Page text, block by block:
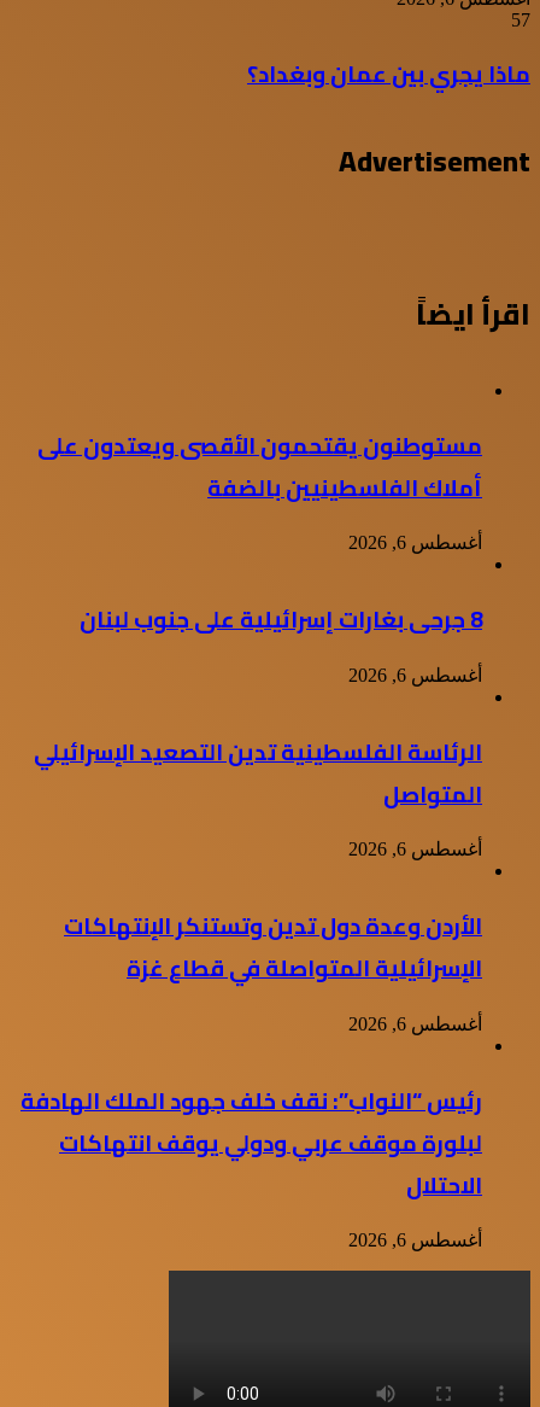
57
ماذا يجري بين عمان وبغداد؟
Advertisement
اقرأ ايضاً
مستوطنون يقتحمون الأقصى ويعتدون على
أملاك الفلسطينيين بالضفة
أغسطس 6, 2026
8 جرحى بغارات إسرائيلية على جنوب لبنان
أغسطس 6, 2026
الرئاسة الفلسطينية تدين التصعيد الإسرائيلي
المتواصل
أغسطس 6, 2026
الأردن وعدة دول تدين وتستنكر الإنتهاكات
الإسرائيلية المتواصلة في قطاع غزة
أغسطس 6, 2026
رئيس “النواب”: نقف خلف جهود الملك الهادفة
لبلورة موقف عربي ودولي يوقف انتهاكات
الاحتلال
أغسطس 6, 2026